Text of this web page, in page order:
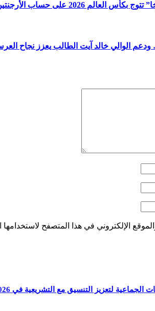
2026 على حساب الأرجنتين
الوالي خالد آيت الطالب يعزز نجاح
الإلكتروني في هذا المتصفح لاستخدامها
الجماعية لتعزيز التنسيق مع التشريعية في 2026